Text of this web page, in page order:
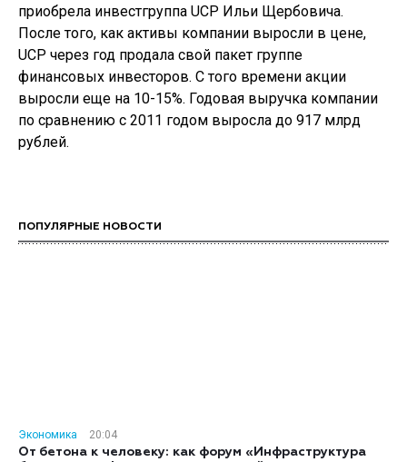
приобрела инвестгруппа UCP Ильи Щербовича.
После того, как активы компании выросли в цене,
UCP через год продала свой пакет группе
финансовых инвесторов. С того времени акции
выросли еще на 10-15%. Годовая выручка компании
по сравнению с 2011 годом выросла до 917 млрд
рублей.
ПОПУЛЯРНЫЕ НОВОСТИ
Экономика
20:04
От бетона к человеку: как форум «Инфраструктура